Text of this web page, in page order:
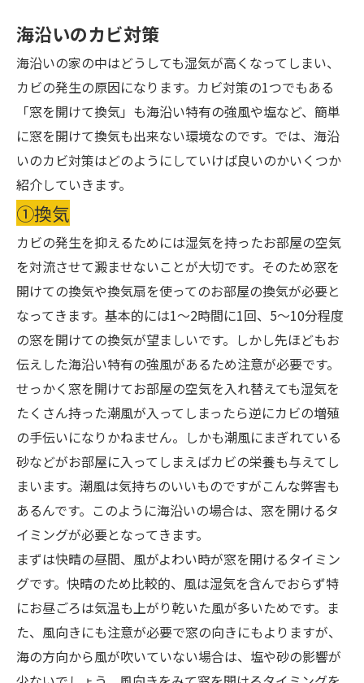
海沿いのカビ対策
海沿いの家の中はどうしても湿気が高くなってしまい、
カビの発生の原因になります。カビ対策の1つでもある
「窓を開けて換気」も海沿い特有の強風や塩など、簡単
に窓を開けて換気も出来ない環境なのです。では、海沿
いのカビ対策はどのようにしていけば良いのかいくつか
紹介していきます。
①換気
カビの発生を抑えるためには湿気を持ったお部屋の空気
を対流させて澱ませないことが大切です。そのため窓を
開けての換気や換気扇を使ってのお部屋の換気が必要と
なってきます。基本的には1～2時間に1回、5～10分程度
の窓を開けての換気が望ましいです。しかし先ほどもお
伝えした海沿い特有の強風があるため注意が必要です。
せっかく窓を開けてお部屋の空気を入れ替えても湿気を
たくさん持った潮風が入ってしまったら逆にカビの増殖
の手伝いになりかねません。しかも潮風にまぎれている
砂などがお部屋に入ってしまえばカビの栄養も与えてし
まいます。潮風は気持ちのいいものですがこんな弊害も
あるんです。このように海沿いの場合は、窓を開けるタ
イミングが必要となってきます。
まずは快晴の昼間、風がよわい時が窓を開けるタイミン
グです。快晴のため比較的、風は湿気を含んでおらず特
にお昼ごろは気温も上がり乾いた風が多いためです。ま
た、風向きにも注意が必要で窓の向きにもよりますが、
海の方向から風が吹いていない場合は、塩や砂の影響が